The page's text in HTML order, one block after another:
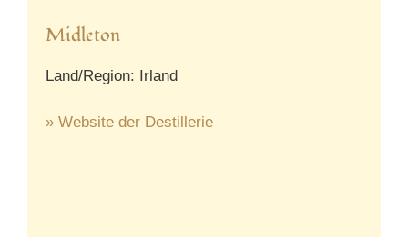
Midleton
Land/Region: Irland
» Website der Destillerie